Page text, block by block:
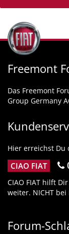
Freemont
Das Freemont
Group Germany
Hier erreichst Du
CIAO FIAT
CIAO FIAT hilft
weiter. NICHT
Forum-